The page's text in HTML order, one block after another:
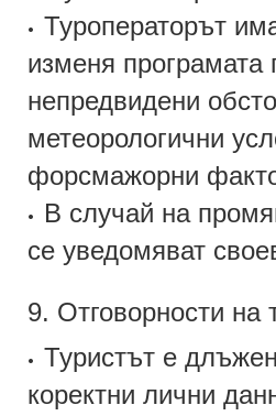
• Туроператорът
изменя програмата
непредвидени
метеорологични
форсмажорни
•
В случай на
се уведомяват
9. Отговорности на
• Туристът е
коректни лични